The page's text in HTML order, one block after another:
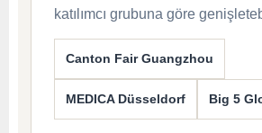
katılımcı grubuna göre
Canton Fair Guangzhou
MEDICA Düsseldorf Big 5